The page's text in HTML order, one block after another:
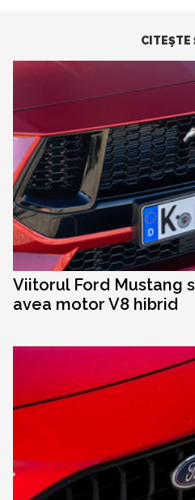
CITEŞTE
Viitorul Ford Mustang
avea motor V8 hibrid